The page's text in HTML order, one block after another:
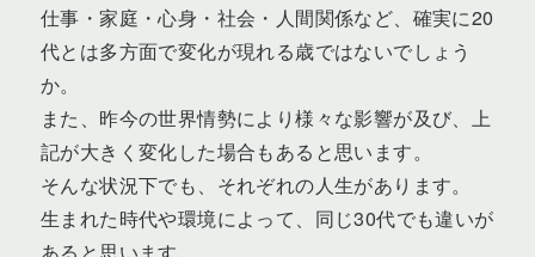
仕事・家庭・心身・社会・人間関係など、確実に20
代とは多方面で変化が現れる歳ではないでしょう
か。
また、昨今の世界情勢により様々な影響が及び、上
記が大きく変化した場合もあると思います。
そんな状況下でも、それぞれの人生があります。
生まれた時代や環境によって、同じ30代でも違いが